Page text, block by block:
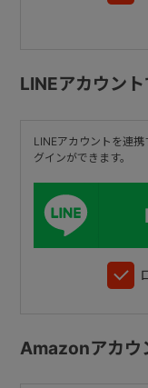
LINEアカウン
LINEアカウントを連
グインができます。
Amazonアカウ